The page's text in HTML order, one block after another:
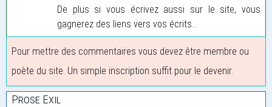
De plus si vous écrivez aussi sur le site, vous
gagnerez des liens vers vos écrits...
Pour mettre des commentaires vous devez être membre ou
poète du site. Un simple inscription suffit pour le devenir.
Prose Exil